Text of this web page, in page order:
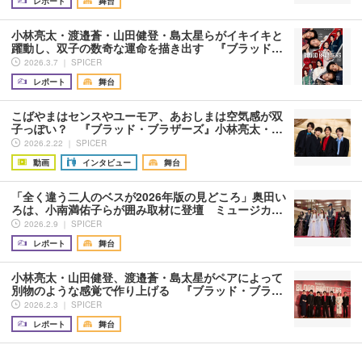
小林亮太・渡邉蒼・山田健登・島太星らがイキイキと
躍動し、双子の数奇な運命を描き出す 『ブラッド…
2026.3.7 ｜ SPICER
レポート
舞台
こばやまはセンスやユーモア、あおしまは空気感が双
子っぽい？ 『ブラッド・ブラザーズ』小林亮太・…
2026.2.22 ｜ SPICER
動画
インタビュー 舞台
「全く違う二人のベスが2026年版の見どころ」奥田い
ろは、小南満佑子らが囲み取材に登壇 ミュージカ…
2026.2.9 ｜ SPICER
レポート
舞台
小林亮太・山田健登、渡邉蒼・島太星がペアによって
別物のような感覚で作り上げる 『ブラッド・ブラ…
2026.2.3 ｜ SPICER
レポート
舞台